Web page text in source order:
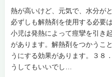
熱が高いけど、元気で、水分が
必ずしも解熱剤を使用する必要
小児は発熱によって痙攣を引き
があります。解熱剤をつかうこ
うにする効果があります。３８
うしてもいいでし…